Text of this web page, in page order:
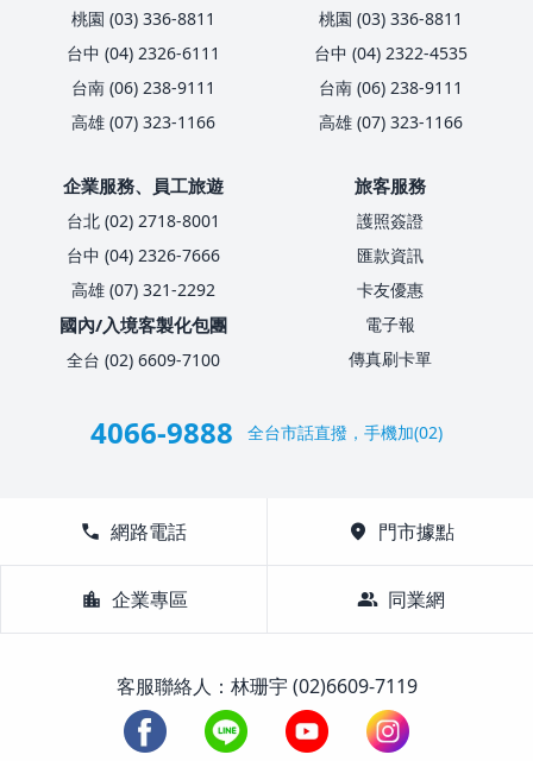
桃園 (03) 336-8811
台中 (04) 2326-6111
台南 (06) 238-9111
高雄 (07) 323-1166
桃園 (03) 336-8811
台中 (04) 2322-4535
台南 (06) 238-9111
高雄 (07) 323-1166
企業服務、員工旅遊
台北 (02) 2718-8001
台中 (04) 2326-7666
高雄 (07) 321-2292
國內/入境客製化包團
全台 (02) 6609-7100
旅客服務
護照簽證
匯款資訊
卡友優惠
電子報
傳真刷卡單
4066-9888 全台市話直撥，手機加(02)
call 網路電話 location_on 門市據點
location_city 企業專區 group 同業網
客服聯絡人：林珊宇 (02)6609-7119